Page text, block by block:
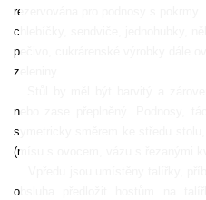
rezervována pro podnosy s pokrmy.
chlebíčky, sendviče, jednohubky,
pečivo, cukrárenské výrobky dále
zeleniny.
Stůl by měl být barvitý a
nebo zase přeplněný. Podnosy,
symetricky směrem ke středu
(mísu s ovocem, vázu s řezanými
Vpředu jsou umístěny talířky,
obsluha předložit hostům na